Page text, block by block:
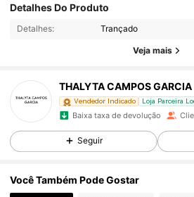
Detalhes Do Produto
Detalhes: Trançado
Veja mais
THALYTA CAMPOS GARCIA
Vendedor Indicado Loja Parceira
Baixa taxa de devolução
Seguir
Você Também Pode Gostar